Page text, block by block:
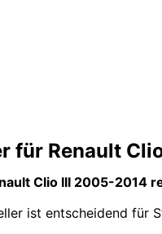
für Renault
Clio III 2005-2014
ist entscheidend